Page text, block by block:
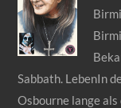
Sabbath. LebenIn
Osbourne lange